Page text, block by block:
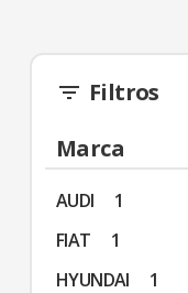
filter_list Filtros
Marca
AUDI
1
FIAT
1
HYUNDAI
1